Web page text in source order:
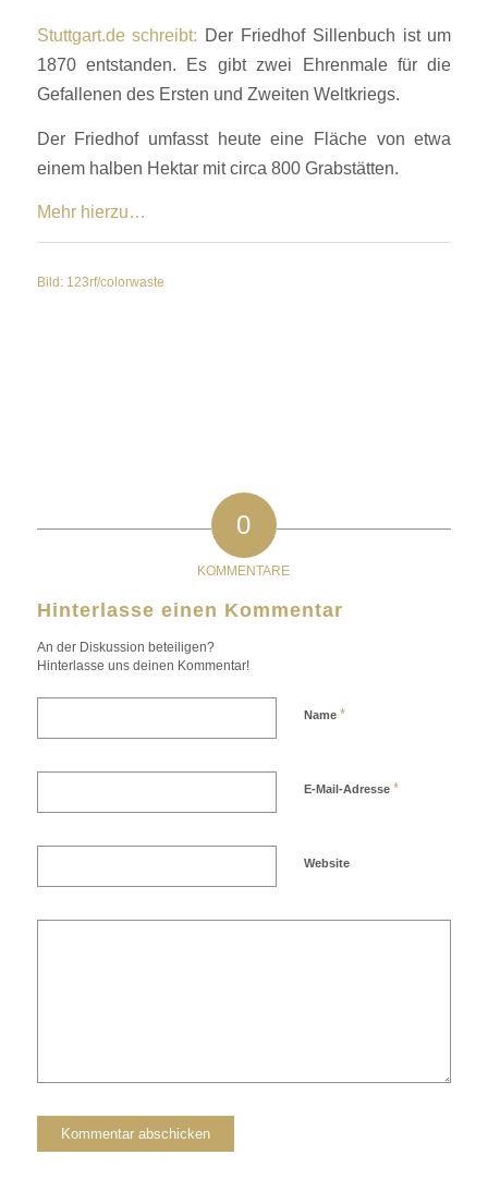
Stuttgart.de schreibt: Der Friedhof Sillenbuch ist um
1870 entstanden. Es gibt zwei Ehrenmale für die
Gefallenen des Ersten und Zweiten Weltkriegs.
Der Friedhof umfasst heute eine Fläche von etwa
einem halben Hektar mit circa 800 Grabstätten.
Mehr hierzu…
Bild: 123rf/colorwaste
0
KOMMENTARE
Hinterlasse einen Kommentar
An der Diskussion beteiligen?
Hinterlasse uns deinen Kommentar!
Name *
E-Mail-Adresse *
Website